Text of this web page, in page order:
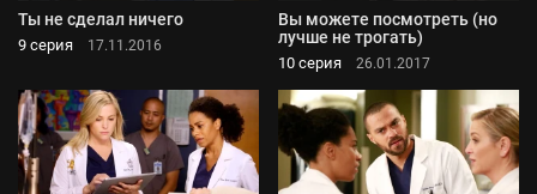
Ты не сделал ничего
9 серия 17.11.2016
Вы можете посмотреть (но
лучше не трогать)
10 серия 26.01.2017